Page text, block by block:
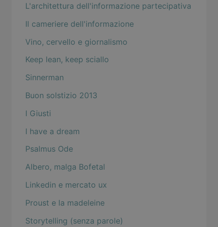
L'architettura dell'informazione partecipativa
Il cameriere dell'informazione
Vino, cervello e giornalismo
Keep lean, keep sciallo
Sinnerman
Buon solstizio 2013
I Giusti
I have a dream
Psalmus Ode
Albero, malga Bofetal
Linkedin e mercato ux
Proust e la madeleine
Storytelling (senza parole)